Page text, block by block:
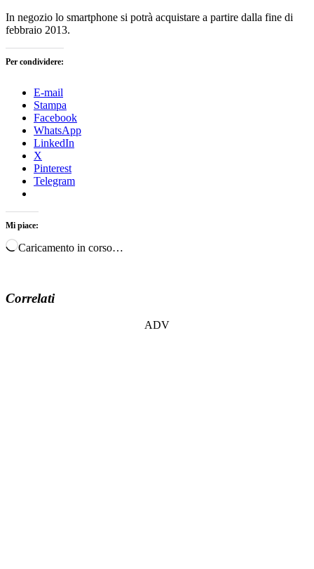
In negozio lo smartphone si potrà acquistare a partire dalla fine di
febbraio 2013.
Per condividere:
E-mail
Stampa
Facebook
WhatsApp
LinkedIn
X
Pinterest
Telegram
Mi piace:
Caricamento in corso…
Correlati
ADV